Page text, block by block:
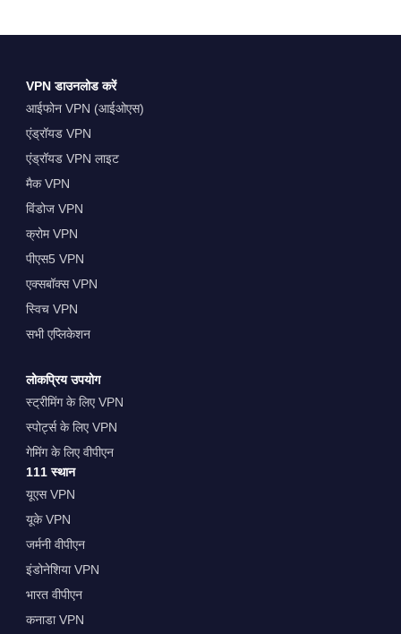
VPN डाउनलोड करें
आईफोन VPN (आईओएस)
एंड्रॉयड VPN
एंड्रॉयड VPN लाइट
मैक VPN
विंडोज VPN
क्रोम VPN
पीएस5 VPN
एक्सबॉक्स VPN
स्विच VPN
सभी एप्लिकेशन
लोकप्रिय उपयोग
स्ट्रीमिंग के लिए VPN
स्पोर्ट्स के लिए VPN
गेमिंग के लिए वीपीएन
111 स्थान
यूएस VPN
यूके VPN
जर्मनी वीपीएन
इंडोनेशिया VPN
भारत वीपीएन
कनाडा VPN